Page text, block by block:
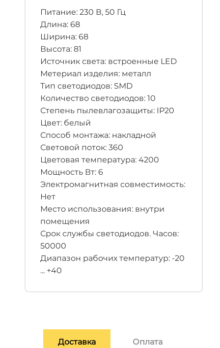
Питание: 230 В, 50 Гц
Длина: 68
Ширина: 68
Высота: 81
Источник света: встроенные LED
Метериал изделия: металл
Тип светодиодов: SMD
Количество светодиодов: 10
Степень пылевлагозащиты: IP20
Цвет: белый
Способ монтажа: накладной
Световой поток: 360
Цветовая температура: 4200
Мощность Вт: 6
Электромагнитная совместимость:
Нет
Место использования: внутри
помещения
Срок службы светодиодов. Часов:
50000
Диапазон рабочих температур: -20
... +40
Доставка Оплата